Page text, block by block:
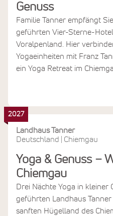
Genuss
Familie Tanner empfängt
geführten Vier-Sterne-
Voralpenland. Hier
Yogaeinheiten mit Franz
ein Yoga Retreat im
2027
Landhaus Tanner
Deutschland
Chiemgau
Yoga & Genuss –
Chiemgau
Drei Nächte Yoga in kleiner
geführten Landhaus
sanften Hügelland des